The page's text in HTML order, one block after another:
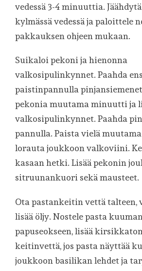
vedessä 3-4 minuuttia.
kylmässä vedessä ja paloittele
pakkauksen ohjeen mukaan.
Suikaloi pekoni ja hienonna
valkosipulinkynnet. Paahda
paistinpannulla
pekonia muutama minuutti ja
valkosipulinkynnet. Paahda
pannulla. Paista vielä
lorauta joukkoon valkoviini.
kasaan hetki. Lisää pekonin
sitruunankuori sekä mausteet.
Ota pastankeitin vettä talteen,
lisää öljy. Nostele pasta
papuseokseen, lisää
keitinvettä, jos pasta näyttää
joukkoon basilikan lehdet ja